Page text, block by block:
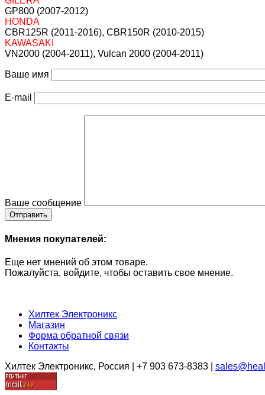
GP800 (2007-2012)
HONDA
CBR125R (2011-2016), CBR150R (2010-2015)
KAWASAKI
VN2000 (2004-2011), Vulcan 2000 (2004-2011)
Ваше имя
E-mail
Ваше сообщение
Мнения покупателей:
Еще нет мнений об этом товаре.
Пожалуйста, войдите, чтобы оставить свое мнение.
Хилтек Электроникс
Магазин
Форма обратной связи
Контакты
Хилтек Электроникс, Россия | +7 903 673-8383 |